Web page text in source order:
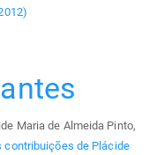
Maria de Almeida Pinto,
contribuições de Plácide